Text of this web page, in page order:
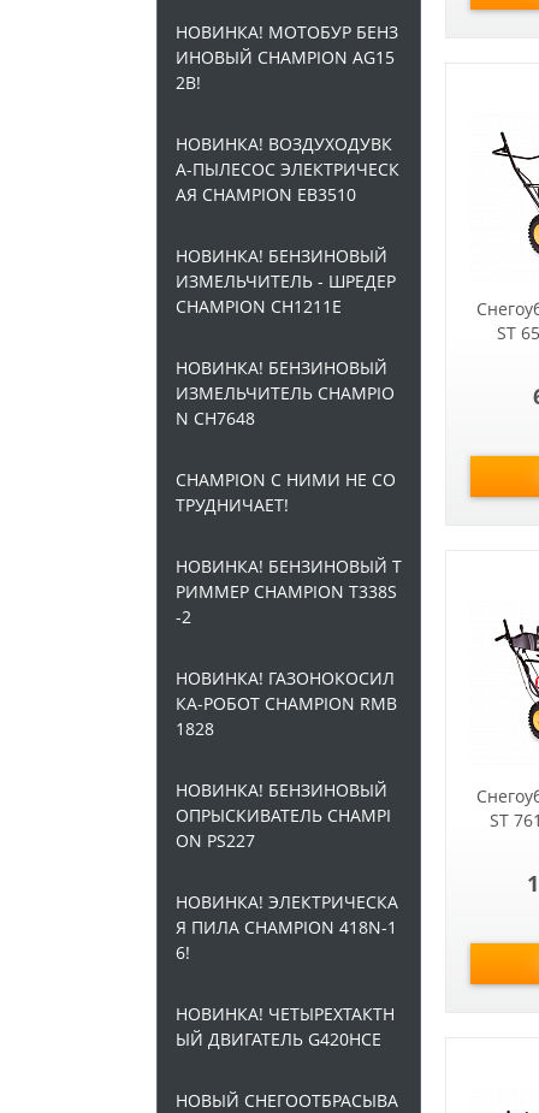
НОВИНКА! МОТОБУР БЕНЗ
ИНОВЫЙ CHAMPION AG15
2B!
НОВИНКА! ВОЗДУХОДУВК
А-ПЫЛЕСОС ЭЛЕКТРИЧЕСК
АЯ CHAMPION EB3510
НОВИНКА! БЕНЗИНОВЫЙ
ИЗМЕЛЬЧИТЕЛЬ - ШРЕДЕР
CHAMPION CH1211E
НОВИНКА! БЕНЗИНОВЫЙ
ИЗМЕЛЬЧИТЕЛЬ CHAMPIO
N CH7648
CHAMPION С НИМИ НЕ СО
ТРУДНИЧАЕТ!
НОВИНКА! БЕНЗИНОВЫЙ Т
РИММЕР CHAMPION T338S
-2
НОВИНКА! ГАЗОНОКОСИЛ
КА-РОБОТ CHAMPION RMB
1828
НОВИНКА! БЕНЗИНОВЫЙ
ОПРЫСКИВАТЕЛЬ CHAMPI
ON PS227
НОВИНКА! ЭЛЕКТРИЧЕСКА
Я ПИЛА CHAMPION 418N-1
6!
НОВИНКА! ЧЕТЫРЕХТАКТН
ЫЙ ДВИГАТЕЛЬ G420HCE
НОВЫЙ СНЕГООТБРАСЫВА
ST
ST